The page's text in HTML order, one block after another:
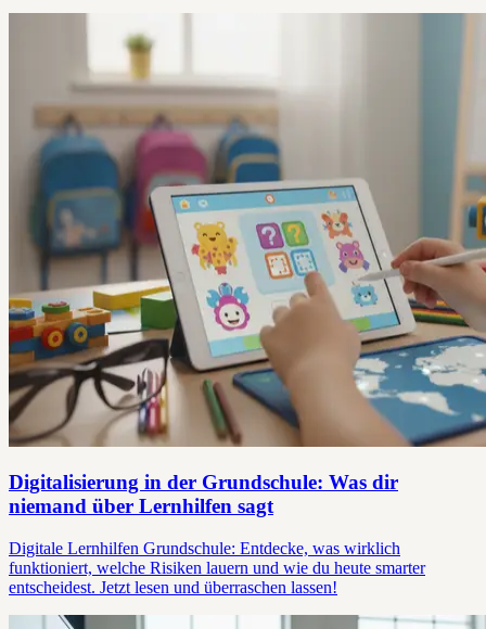
Digitalisierung in der Grundschule: Was dir
niemand über Lernhilfen sagt
Digitale Lernhilfen Grundschule: Entdecke, was wirklich
funktioniert, welche Risiken lauern und wie du heute smarter
entscheidest. Jetzt lesen und überraschen lassen!